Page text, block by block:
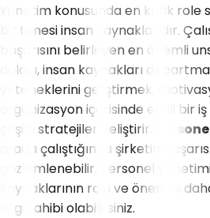
Yönetim konusunda en kritik role
bir tanesi insan kaynaklarıdır.
başarısını belirleyen en önemli
dolayı, insan kaynakları
yeteneklerini geliştirmek,
organizasyon içerisinde etkili bir
çeşitli stratejiler geliştirir.
arada çalıştığında şirketin
gözlemlenebilir. Personel
kaynaklarının rolü ve önemini
bilgi sahibi olabilirsiniz.